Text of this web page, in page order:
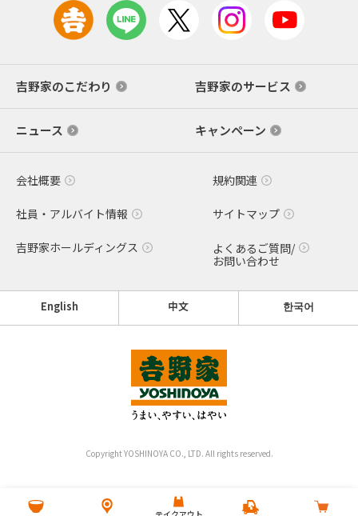
吉野家のこだわり 吉野家のサービス
ニュース キャンペーン
会社概要 規約関連
社員・アルバイト情報 サイトマップ
吉野家ホールディングス
よくあるご質問/
お問い合わせ
English 中文 한국어
Copyright YOSHINOYA CO., LTD. All rights reserved.